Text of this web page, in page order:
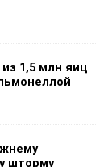
из 1,5 млн яиц
шторму